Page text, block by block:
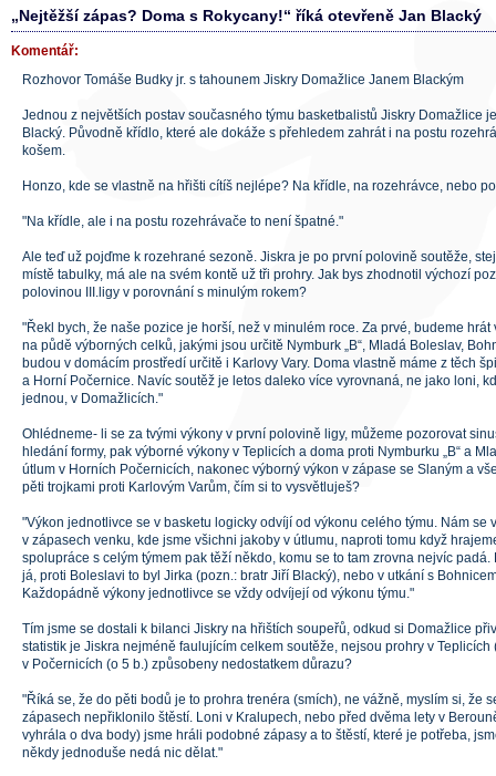
„Nejtěžší zápas? Doma s Rokycany!“ říká otevřeně Jan Blacký
Komentář:
Rozhovor Tomáše Budky jr. s tahounem Jiskry Domažlice Janem Blackým
Jednou z největších postav současného týmu basketbalistů Jiskry Domažlice
Blacký. Původně křídlo, které ale dokáže s přehledem zahrát i na postu
košem.
Honzo, kde se vlastně na hřišti cítíš nejlépe? Na křídle, na rozehrávce, nebo
"Na křídle, ale i na postu rozehrávače to není špatné."
Ale teď už pojďme k rozehrané sezoně. Jiskra je po první polovině soutěže,
místě tabulky, má ale na svém kontě už tři prohry. Jak bys zhodnotil výchozí
polovinou III.ligy v porovnání s minulým rokem?
"Řekl bych, že naše pozice je horší, než v minulém roce. Za prvé, budeme
na půdě výborných celků, jakými jsou určitě Nymburk „B“, Mladá Boleslav,
budou v domácím prostředí určitě i Karlovy Vary. Doma vlastně máme z těch
a Horní Počernice. Navíc soutěž je letos daleko více vyrovnaná, ne jako loni,
jednou, v Domažlicích."
Ohlédneme- li se za tvými výkony v první polovině ligy, můžeme pozorovat
hledání formy, pak výborné výkony v Teplicích a doma proti Nymburku „B“ a
útlum v Horních Počernicích, nakonec výborný výkon v zápase se Slaným a
pěti trojkami proti Karlovým Varům, čím si to vysvětluješ?
"Výkon jednotlivce se v basketu logicky odvíjí od výkonu celého týmu. Nám se
v zápasech venku, kde jsme všichni jakoby v útlumu, naproti tomu když
spolupráce s celým týmem pak těží někdo, komu se to tam zrovna nejvíc
já, proti Boleslavi to byl Jirka (pozn.: bratr Jiří Blacký), nebo v utkání s
Každopádně výkony jednotlivce se vždy odvíjejí od výkonu týmu."
Tím jsme se dostali k bilanci Jiskry na hřištích soupeřů, odkud si Domažlice
statistik je Jiskra nejméně faulujícím celkem soutěže, nejsou prohry v Teplicích
v Počernicích (o 5 b.) způsobeny nedostatkem důrazu?
"Říká se, že do pěti bodů je to prohra trenéra (smích), ne vážně, myslím si, že
zápasech nepřiklonilo štěstí. Loni v Kralupech, nebo před dvěma lety v
vyhrála o dva body) jsme hráli podobné zápasy a to štěstí, které je potřeba,
někdy jednoduše nedá nic dělat."